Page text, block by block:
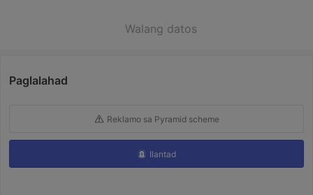
Walang datos
Paglalahad
Reklamo sa Pyramid scheme
Ilantad